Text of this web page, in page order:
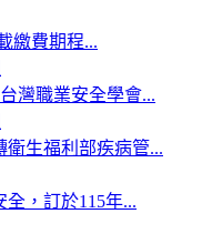
繳費期程...
灣職業安全學會...
衛生福利部疾病管...
，訂於115年...